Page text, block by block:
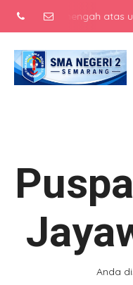
menengah atas
Anda